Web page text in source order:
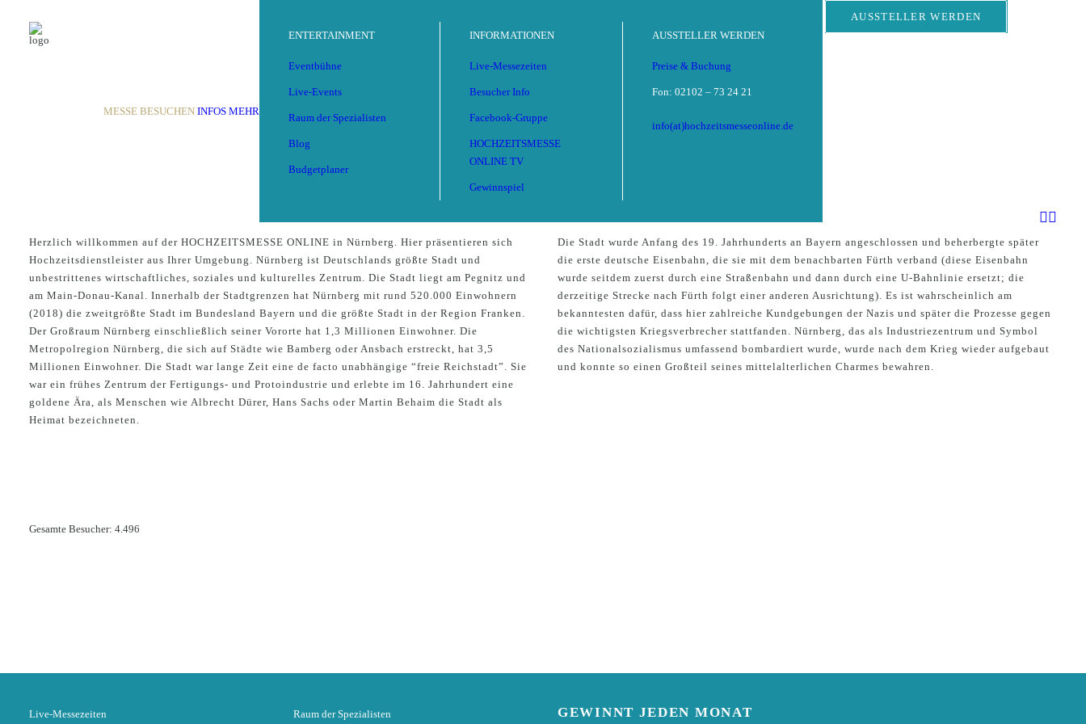
MESSE BESUCHEN INFOS MEHR
ENTERTAINMENT
Eventbühne
Live-Events
Raum der Spezialisten
Blog
Budgetplaner
INFORMATIONEN
Live-Messezeiten
Besucher Info
Facebook-Gruppe
HOCHZEITSMESSE
ONLINE TV
Gewinnspiel
AUSSTELLER WERDEN
Preise & Buchung
Fon: 02102 – 73 24 21
info(at)hochzeitsmesseonline.de
AUSSTELLER WERDEN
Nuernberg
Herzlich willkommen auf der HOCHZEITSMESSE ONLINE in Nürnberg. Hier präsentieren sich
Hochzeitsdienstleister aus Ihrer Umgebung. Nürnberg ist Deutschlands größte Stadt und
unbestrittenes wirtschaftliches, soziales und kulturelles Zentrum. Die Stadt liegt am Pegnitz und
am Main-Donau-Kanal. Innerhalb der Stadtgrenzen hat Nürnberg mit rund 520.000 Einwohnern
(2018) die zweitgrößte Stadt im Bundesland Bayern und die größte Stadt in der Region Franken.
Der Großraum Nürnberg einschließlich seiner Vororte hat 1,3 Millionen Einwohner. Die
Metropolregion Nürnberg, die sich auf Städte wie Bamberg oder Ansbach erstreckt, hat 3,5
Millionen Einwohner. Die Stadt war lange Zeit eine de facto unabhängige “freie Reichstadt”. Sie
war ein frühes Zentrum der Fertigungs- und Protoindustrie und erlebte im 16. Jahrhundert eine
goldene Ära, als Menschen wie Albrecht Dürer, Hans Sachs oder Martin Behaim die Stadt als
Heimat bezeichneten.
Die Stadt wurde Anfang des 19. Jahrhunderts an Bayern angeschlossen und beherbergte später
die erste deutsche Eisenbahn, die sie mit dem benachbarten Fürth verband (diese Eisenbahn
wurde seitdem zuerst durch eine Straßenbahn und dann durch eine U-Bahnlinie ersetzt; die
derzeitige Strecke nach Fürth folgt einer anderen Ausrichtung). Es ist wahrscheinlich am
bekanntesten dafür, dass hier zahlreiche Kundgebungen der Nazis und später die Prozesse gegen
die wichtigsten Kriegsverbrecher stattfanden. Nürnberg, das als Industriezentrum und Symbol
des Nationalsozialismus umfassend bombardiert wurde, wurde nach dem Krieg wieder aufgebaut
und konnte so einen Großteil seines mittelalterlichen Charmes bewahren.
Gesamte Besucher: 4.496
Live-Messezeiten Raum der Spezialisten GEWINNT JEDEN MONAT